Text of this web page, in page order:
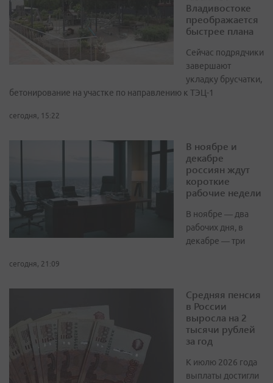
Владивостоке
преображается
быстрее плана
Сейчас подрядчики
завершают
укладку брусчатки,
бетонирование на участке по направлению к ТЭЦ-1
сегодня, 15:22
В ноябре и
декабре
россиян ждут
короткие
рабочие недели
В ноябре — два
рабочих дня, в
декабре — три
сегодня, 21:09
Средняя пенсия
в России
выросла на 2
тысячи рублей
за год
К июлю 2026 года
выплаты достигли